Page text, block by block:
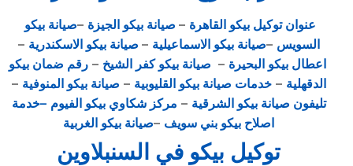
عنوان توكيل بيكو القاهرة – صيانة بيكو الجيزة –صيانة بيكو
السويس –صيانة بيكو الاسماعيلية – صيانة بيكو الاسكندرية –
اعطال بيكو البحيرة – صيانة بيكو كفر الشيخ –رقم ضمان بيكو
الدقهلية –خدمات صيانة بيكو القليوبية – صيانة بيكو المنوفية –
تليفون صيانة بيكو الشرقية – مركز شكاوي بيكو الفيوم –خدمة
اصلاح بيكو بني سويف –صيانة بيكو الغربية
توكيل بيكو في السنبلاوين